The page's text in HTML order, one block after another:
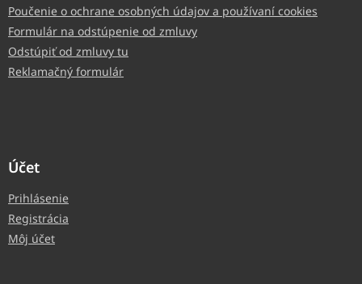
Poučenie o ochrane osobných údajov a používaní cookies
Formulár na odstúpenie od zmluvy
Odstúpiť od zmluvy tu
Reklamačný formulár
Účet
Prihlásenie
Registrácia
Môj účet